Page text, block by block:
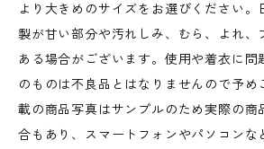
より大きめのサイズをお選びください。
製が甘い部分や汚れしみ、むら、よれ、
ある場合がございます。使用や着衣に問
のものは不良品とはなりませんので予め
載の商品写真はサンプルのため実際の商
合もあり、スマートフォンやパソコンな